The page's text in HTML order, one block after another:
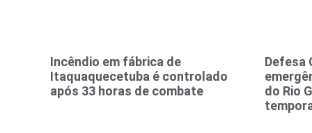
Incêndio em fábrica de
Itaquaquecetuba é controlado
após 33 horas de combate
Defesa
do Rio